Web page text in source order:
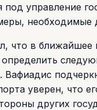
управление
необходимые
что в
уверен, что
других